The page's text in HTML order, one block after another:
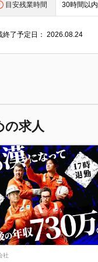
目安残業時間 30時間以内
終了予定日：2026.08.24
の求人
社